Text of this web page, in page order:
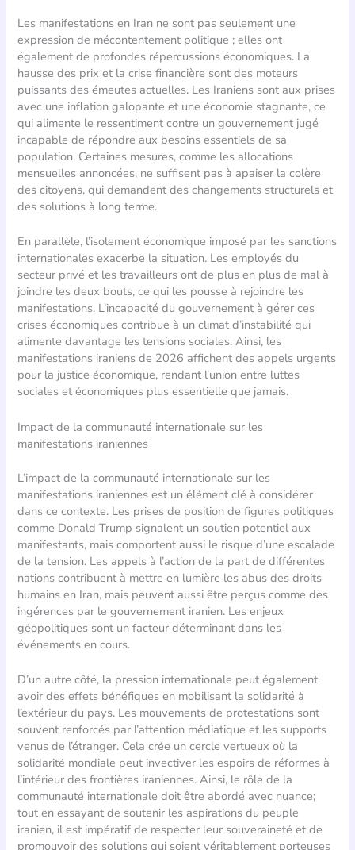
Les manifestations en Iran ne sont pas seulement une
expression de mécontentement politique ; elles ont
également de profondes répercussions économiques. La
hausse des prix et la crise financière sont des moteurs
puissants des émeutes actuelles. Les Iraniens sont aux prises
avec une inflation galopante et une économie stagnante, ce
qui alimente le ressentiment contre un gouvernement jugé
incapable de répondre aux besoins essentiels de sa
population. Certaines mesures, comme les allocations
mensuelles annoncées, ne suffisent pas à apaiser la colère
des citoyens, qui demandent des changements structurels et
des solutions à long terme.
En parallèle, l’isolement économique imposé par les sanctions
internationales exacerbe la situation. Les employés du
secteur privé et les travailleurs ont de plus en plus de mal à
joindre les deux bouts, ce qui les pousse à rejoindre les
manifestations. L’incapacité du gouvernement à gérer ces
crises économiques contribue à un climat d’instabilité qui
alimente davantage les tensions sociales. Ainsi, les
manifestations iraniens de 2026 affichent des appels urgents
pour la justice économique, rendant l’union entre luttes
sociales et économiques plus essentielle que jamais.
Impact de la communauté internationale sur les
manifestations iraniennes
L’impact de la communauté internationale sur les
manifestations iraniennes est un élément clé à considérer
dans ce contexte. Les prises de position de figures politiques
comme Donald Trump signalent un soutien potentiel aux
manifestants, mais comportent aussi le risque d’une escalade
de la tension. Les appels à l’action de la part de différentes
nations contribuent à mettre en lumière les abus des droits
humains en Iran, mais peuvent aussi être perçus comme des
ingérences par le gouvernement iranien. Les enjeux
géopolitiques sont un facteur déterminant dans les
événements en cours.
D’un autre côté, la pression internationale peut également
avoir des effets bénéfiques en mobilisant la solidarité à
l’extérieur du pays. Les mouvements de protestations sont
souvent renforcés par l’attention médiatique et les supports
venus de l’étranger. Cela crée un cercle vertueux où la
solidarité mondiale peut invectiver les espoirs de réformes à
l’intérieur des frontières iraniennes. Ainsi, le rôle de la
communauté internationale doit être abordé avec nuance;
tout en essayant de soutenir les aspirations du peuple
iranien, il est impératif de respecter leur souveraineté et de
promouvoir des solutions qui soient véritablement porteuses